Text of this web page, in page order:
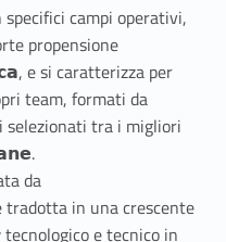
specifici campi operativi,
propensione
e si caratterizza per
team, formati da
tra i migliori
da
tradotta in una crescente
e tecnico in